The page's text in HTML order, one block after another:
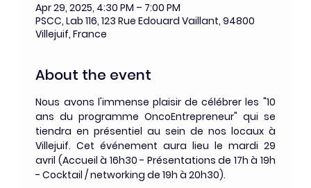
Apr 29, 2025, 4:30 PM – 7:00 PM
PSCC, Lab 116, 123 Rue Edouard Vaillant, 94800
Villejuif, France
About the event
Nous avons l'immense plaisir de célébrer les "10
ans du programme OncoEntrepreneur" qui se
tiendra en présentiel au sein de nos locaux à
Villejuif. Cet événement aura lieu le mardi 29
avril (Accueil à 16h30 - Présentations de 17h à 19h
- Cocktail / networking de 19h à 20h30).